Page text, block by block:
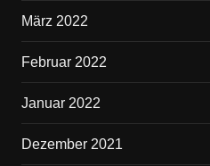
März 2022
Februar 2022
Januar 2022
Dezember 2021